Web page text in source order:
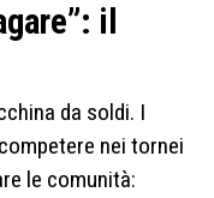
il
da soldi. I
nei tornei
le comunità: